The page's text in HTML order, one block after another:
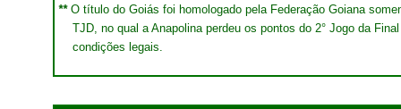
** O título do Goiás foi homologado pela Federação Goiana
TJD, no qual a Anapolina perdeu os pontos do 2° Jogo da
condições legais.